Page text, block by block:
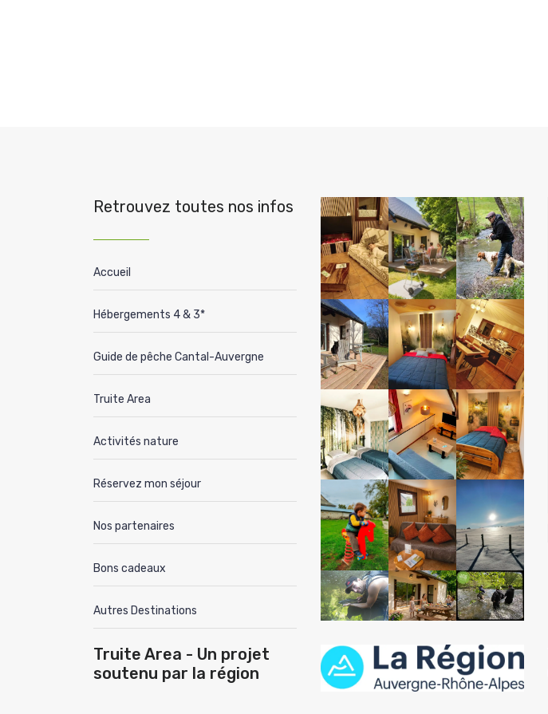
Retrouvez toutes nos infos
Accueil
Hébergements 4 & 3*
Guide de pêche Cantal-Auvergne
Truite Area
Activités nature
Réservez mon séjour
Nos partenaires
Bons cadeaux
Autres Destinations
Truite Area - Un projet
soutenu par la région